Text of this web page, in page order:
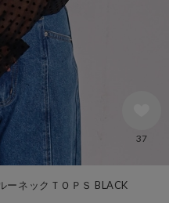
ーネックＴＯＰＳ BLACK
37